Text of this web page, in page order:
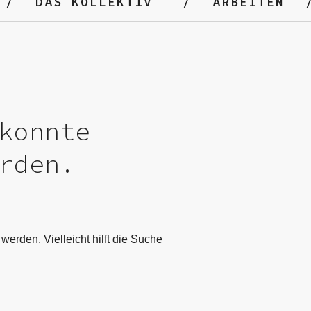
Vielleicht hilft die Suche